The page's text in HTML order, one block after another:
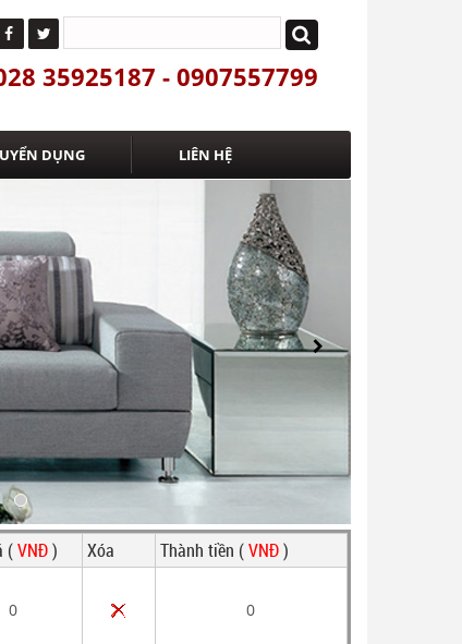
35925187 - 0907557799
DỤNG LIÊN HỆ
(VNĐ) Xóa Thành tiền (VNĐ)
0 0